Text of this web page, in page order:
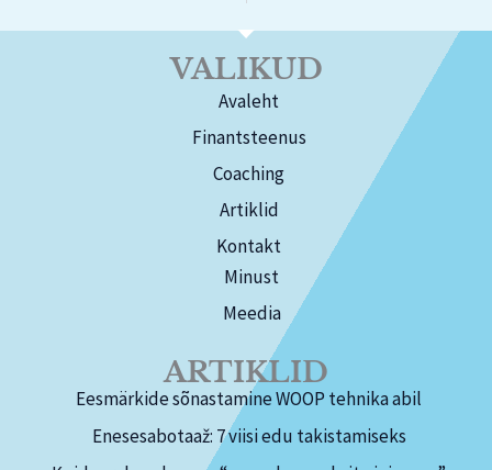
VALIKUD
Avaleht
Finantsteenus
Coaching
Artiklid
Kontakt
Minust
Meedia
ARTIKLID
Eesmärkide sõnastamine WOOP tehnika abil
Enesesabotaaž: 7 viisi edu takistamiseks